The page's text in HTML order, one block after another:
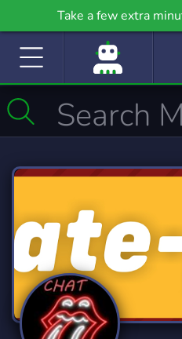
Take a few extra
community even